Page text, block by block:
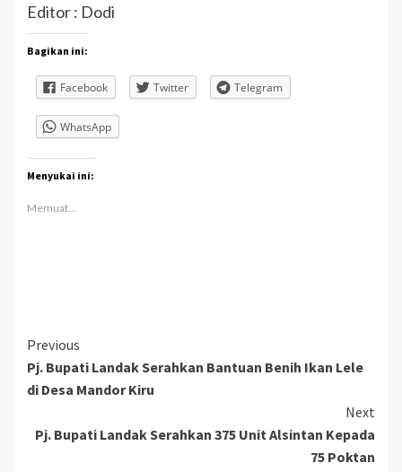
Editor : Dodi
Bagikan ini:
Facebook Twitter Telegram
WhatsApp
Menyukai ini:
Memuat...
Continue
Reading
Previous
Pj. Bupati Landak Serahkan Bantuan Benih Ikan Lele
di Desa Mandor Kiru
Next
Pj. Bupati Landak Serahkan 375 Unit Alsintan Kepada
75 Poktan